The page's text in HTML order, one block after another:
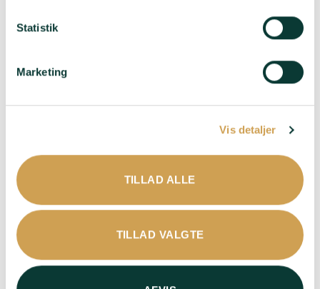
Statistik
Marketing
Vis detaljer
TILLAD ALLE
TILLAD VALGTE
Rosé Reserve
Chardonnay - 6% Pinot
Smag: Dyb og
blåbær
: 100% Pinot Noir
de Noirs fuld af kraft og
andengæringen på
den lagret på 225 liters
fade og dermed opnået